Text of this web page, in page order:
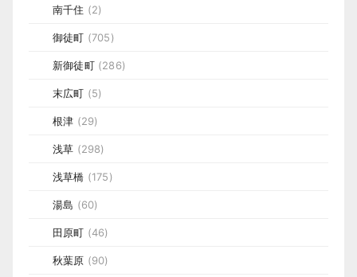
南千住 (2)
御徒町 (705)
新御徒町(286)
末広町 (5)
根津 (29)
浅草 (298)
浅草橋 (175)
湯島 (60)
田原町 (46)
秋葉原 (90)